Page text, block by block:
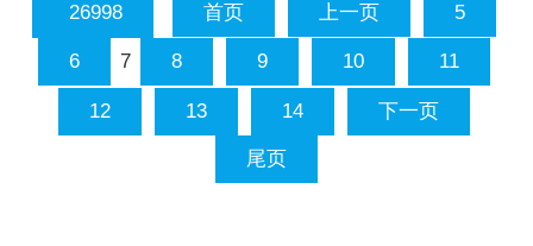
26998 首页 上一页 5
6 7 8 9 10 11
12 13 14 下一页
尾页